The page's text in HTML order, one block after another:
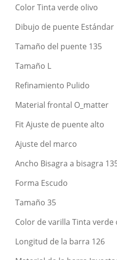
Color Tinta verde olivo
Dibujo de puente Estándar
Tamaño del puente 135
Tamaño L
Refinamiento Pulido
Material frontal O_matter
Fit Ajuste de puente alto
Ajuste del marco
Ancho Bisagra a bisagra
Forma Escudo
Tamaño 35
Color de varilla Tinta verde
Longitud de la barra 126